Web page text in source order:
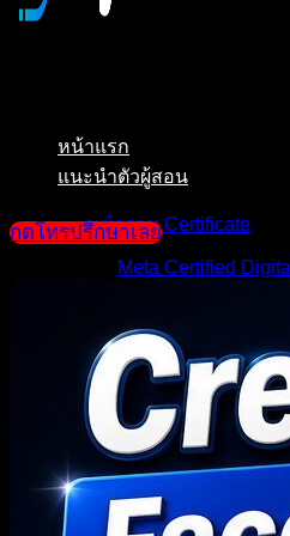
หน้าแรก
แนะนำตัวผู้สอน
หน้ารวม Certificate
Meta Certified
Meta Certified
Meta Certified
Meta Certified
Google Ads Search
Google Ads Display
Google Ads –
Google Ads Video
Grow Offline Sales
Google Ads
Google Ads Apps
AI-Powered
กดโทรปรึกษาเลย